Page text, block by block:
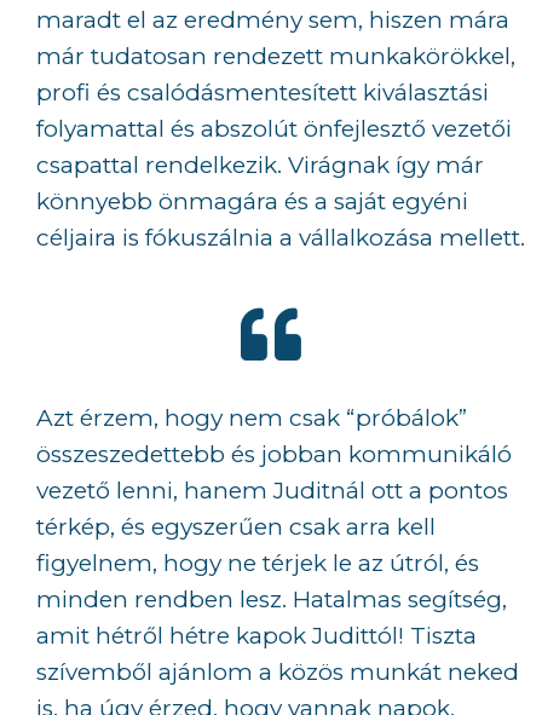
maradt el az eredmény sem, hiszen mára
már tudatosan rendezett munkakörökkel,
profi és csalódásmentesített kiválasztási
folyamattal és abszolút önfejlesztő vezetői
csapattal rendelkezik. Virágnak így már
könnyebb önmagára és a saját egyéni
céljaira is fókuszálnia a vállalkozása mellett.
Azt érzem, hogy nem csak “próbálok”
összeszedettebb és jobban kommunikáló
vezető lenni, hanem Juditnál ott a pontos
térkép, és egyszerűen csak arra kell
figyelnem, hogy ne térjek le az útról, és
minden rendben lesz. Hatalmas segítség,
amit hétről hétre kapok Judittól! Tiszta
szívemből ajánlom a közös munkát neked
is, ha úgy érzed, hogy vannak napok,